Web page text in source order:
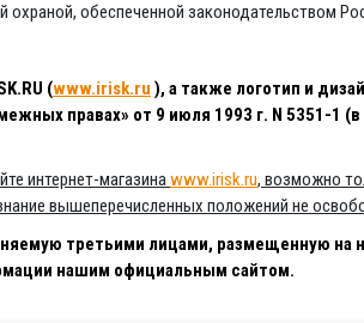
обеспеченной законодательством
(www.irisk.ru ), а также логотип и
правах» от 9 июля 1993 г. N 5351-1
интернет-магазинаwww.irisk.ru, возможно
вышеперечисленных положений не
третьими лицами, размещенную на
нашим официальным сайтом.